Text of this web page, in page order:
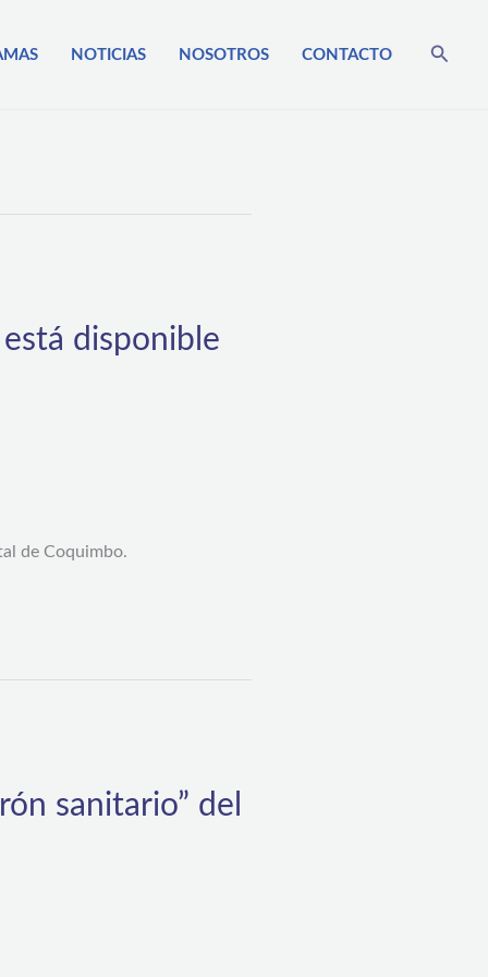
NOTICIAS NOSOTROS CONTACTO Buscar
disponible
de Coquimbo.
sanitario” del